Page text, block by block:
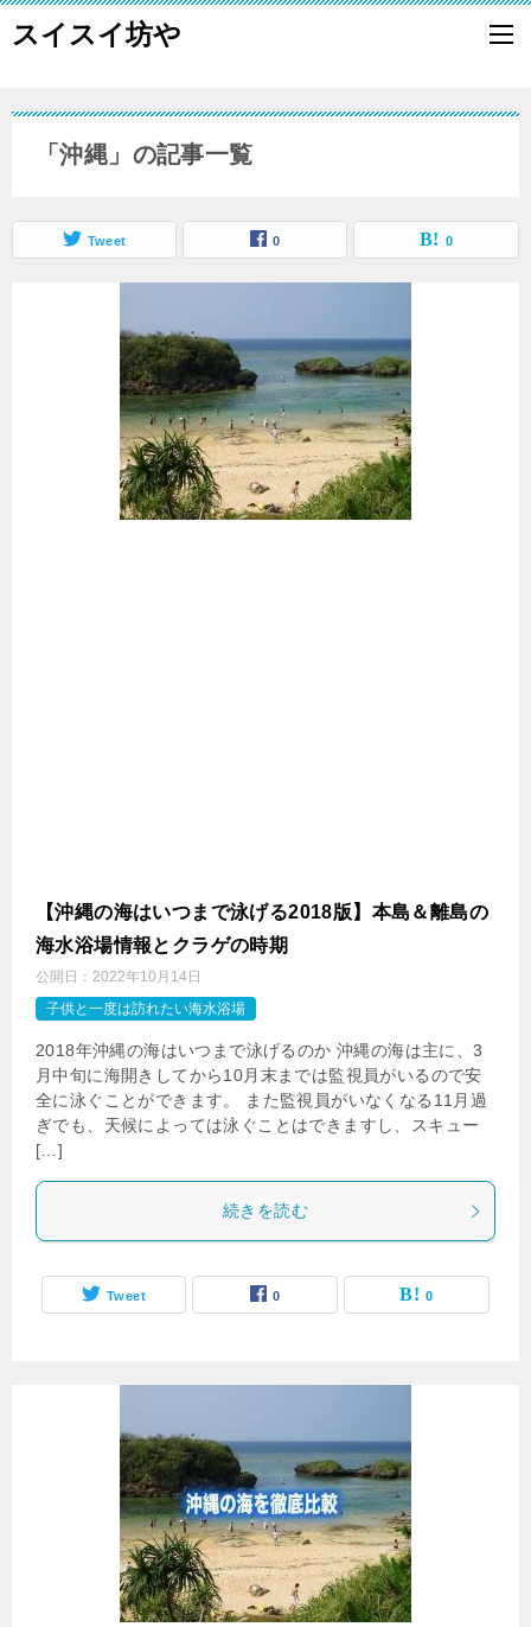
スイスイ坊や
「沖縄」の記事一覧
Tweet 0 0
【沖縄の海はいつまで泳げる2018版】本島＆離島の
海水浴場情報とクラゲの時期
公開日： 2022年10月14日
子供と一度は訪れたい海水浴場
2018年沖縄の海はいつまで泳げるのか 沖縄の海は主に、3
月中旬に海開きしてから10月末までは監視員がいるので安
全に泳ぐことができます。 また監視員がいなくなる11月過
ぎでも、天候によっては泳ぐことはできますし、スキュー
[…]
続きを読む
Tweet 0 0